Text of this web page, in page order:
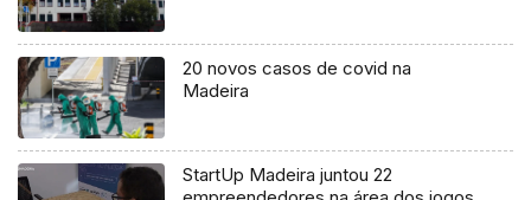
20 novos casos de covid na
Madeira
StartUp Madeira juntou 22